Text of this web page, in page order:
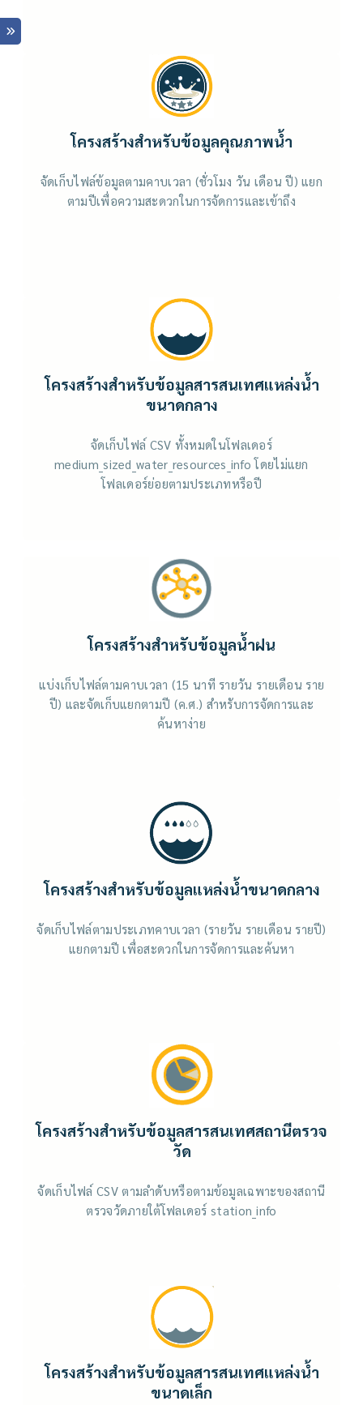
โครงสร้างสำหรับข้อมูลคุณภาพน้ำ
จัดเก็บไฟล์ข้อมูลตามคาบเวลา (ชั่วโมง วัน เดือน ปี) แยก
ตามปีเพื่อความสะดวกในการจัดการและเข้าถึง
โครงสร้างสำหรับข้อมูลสารสนเทศแหล่งน้ำ
ขนาดกลาง
จัดเก็บไฟล์ CSV ทั้งหมดในโฟลเดอร์
medium_sized_water_resources_info โดยไม่แยก
โฟลเดอร์ย่อยตามประเภทหรือปี
โครงสร้างสำหรับข้อมูลน้ำฝน
แบ่งเก็บไฟล์ตามคาบเวลา (15 นาที รายวัน รายเดือน ราย
ปี) และจัดเก็บแยกตามปี (ค.ศ.) สำหรับการจัดการและ
ค้นหาง่าย
โครงสร้างสำหรับข้อมูลแหล่งน้ำขนาดกลาง
จัดเก็บไฟล์ตามประเภทคาบเวลา (รายวัน รายเดือน รายปี)
แยกตามปี เพื่อสะดวกในการจัดการและค้นหา
โครงสร้างสำหรับข้อมูลสารสนเทศสถานีตรวจ
วัด
จัดเก็บไฟล์ CSV ตามลำดับหรือตามข้อมูลเฉพาะของสถานี
ตรวจวัดภายใต้โฟลเดอร์ station_info
โครงสร้างสำหรับข้อมูลสารสนเทศแหล่งน้ำ
ขนาดเล็ก